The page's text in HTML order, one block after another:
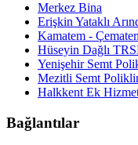
Merkez Bina
Erişkin Yataklı
Kamatem -
Hüseyin Dağlı
Yenişehir Semt
Mezitli Semt
Halkkent Ek
Bağlantılar